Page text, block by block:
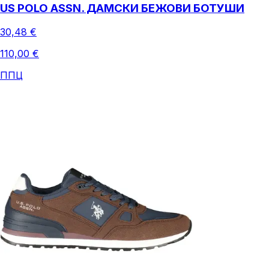
US POLO ASSN. ДАМСКИ БЕЖОВИ БОТУШИ
30,48 €
110,00 €
ППЦ